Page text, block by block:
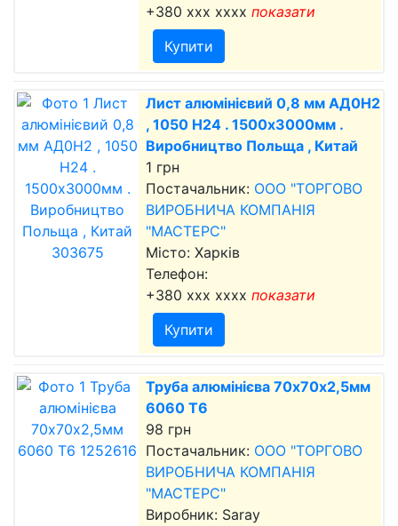
+380 xxx xxxx показати
Купити
Лист алюмінієвий 0,8 мм АД0Н2
, 1050 Н24 . 1500х3000мм .
Виробництво Польща , Китай
1 грн
Постачальник: ООО "ТОРГОВО
ВИРОБНИЧА КОМПАНІЯ
"МАСТЕРС"
Місто: Харків
Телефон:
+380 xxx xxxx показати
Купити
Труба алюмінієва 70х70х2,5мм
6060 Т6
98 грн
Постачальник: ООО "ТОРГОВО
ВИРОБНИЧА КОМПАНІЯ
"МАСТЕРС"
Виробник: Saray